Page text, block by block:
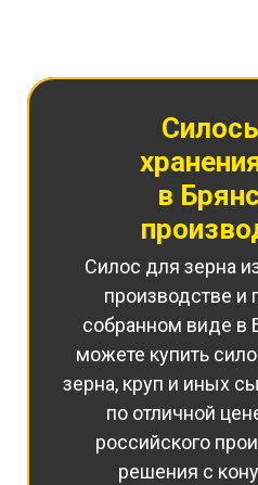
в
Силос для зерна
производстве и
собранном виде в
можете купить
зерна, круп и иных
по отличной
российского
решения с